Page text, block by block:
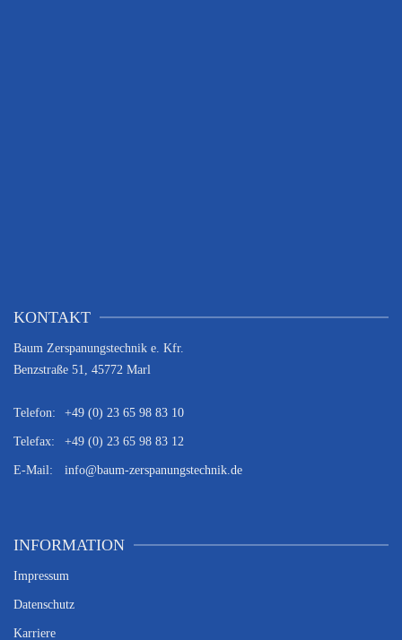
KONTAKT
Baum Zerspanungstechnik e. Kfr.
Benzstraße 51, 45772 Marl
Telefon: +49 (0) 23 65 98 83 10
Telefax: +49 (0) 23 65 98 83 12
E-Mail: info@baum-zerspanungstechnik.de
INFORMATION
Impressum
Datenschutz
Karriere